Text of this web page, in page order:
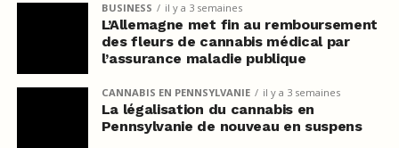
BUSINESS il y a 3 semaines
L’Allemagne met fin au remboursement
des fleurs de cannabis médical par
l’assurance maladie publique
CANNABIS EN PENNSYLVANIE il y a 3 semaines
La légalisation du cannabis en
Pennsylvanie de nouveau en suspens